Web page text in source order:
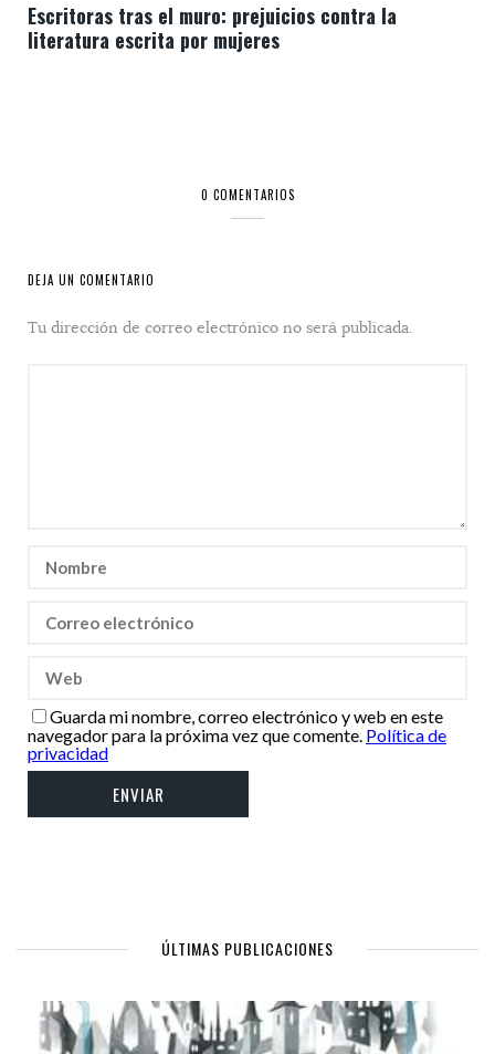
Escritoras tras el muro: prejuicios contra la
literatura escrita por mujeres
0 COMENTARIOS
DEJA UN COMENTARIO
Tu dirección de correo electrónico no será publicada.
Guarda mi nombre, correo electrónico y web en este
navegador para la próxima vez que comente. Política de
privacidad
ÚLTIMAS PUBLICACIONES